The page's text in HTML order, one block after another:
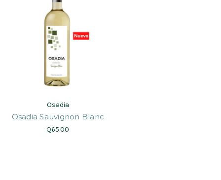
Osadia
Osadia Sauvignon Blanc
Q65.00